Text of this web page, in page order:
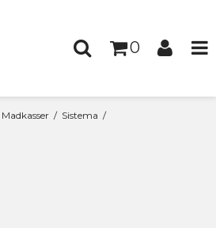
0
Madkasser / Sistema /